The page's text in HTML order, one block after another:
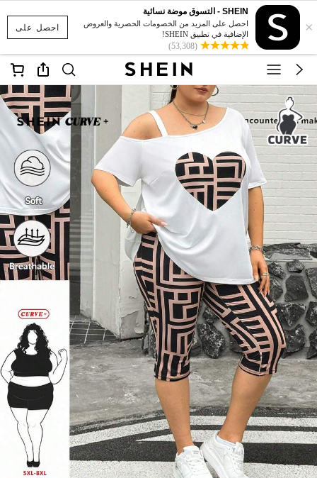
احصل على ×
SHEIN - التسوق موضة نسائية
احصل على المزيد من الخصومات الحصرية والعروض
الإضافية في تطبيق SHEIN!
(53,308)